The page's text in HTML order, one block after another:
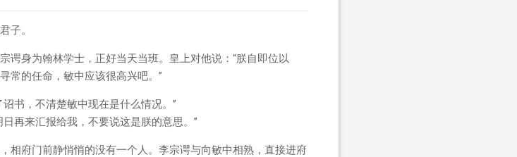
子。
谔身为翰林学士，正好当天当班。皇上对他说：“朕自即位以
常的任命，敏中应该很高兴吧。”
书，不清楚敏中现在是什么情况。”
再来汇报给我，不要说这是朕的意思。”
相府门前静悄悄的没有一个人。李宗谔与向敏中相熟，直接进府